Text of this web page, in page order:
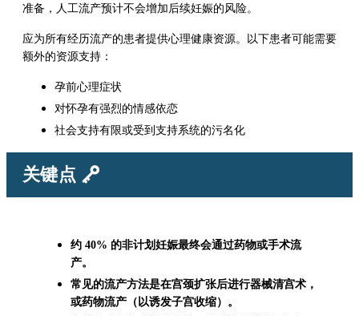
准备，人工流产预计不会增加后续妊娠的风险。
应为所有经历流产的患者提供心理健康资源。以下患者可能需要
额外的资源支持：
孕前心理症状
对怀孕有强烈的情感依恋
社会支持有限或受到支持系统的污名化
关键点
约 40% 的非计划妊娠最终会通过药物或手术流
产。
常见的流产方法是在宫颈扩张后进行器械清宫术，
或药物流产（以诱发子宫收缩）。